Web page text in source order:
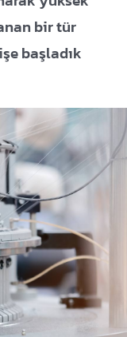
bir tür
başladık